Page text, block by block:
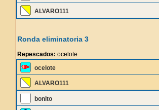
ALVARO111
Ronda eliminatoria 3
Repescados: ocelote
ocelote
ALVARO111
bonito